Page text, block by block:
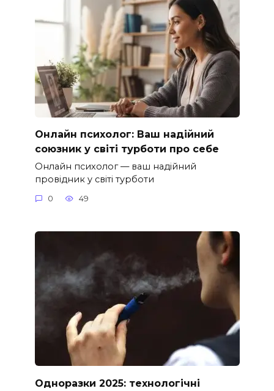
Онлайн психолог: Ваш надійний
союзник у світі турботи про себе
Онлайн психолог — ваш надійний
провідник у світі турботи
0 49
Одноразки 2025: технологічні